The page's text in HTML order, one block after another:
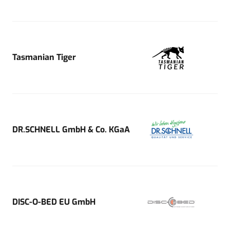
Tasmanian Tiger
DR.SCHNELL GmbH & Co. KGaA
DISC-O-BED EU GmbH